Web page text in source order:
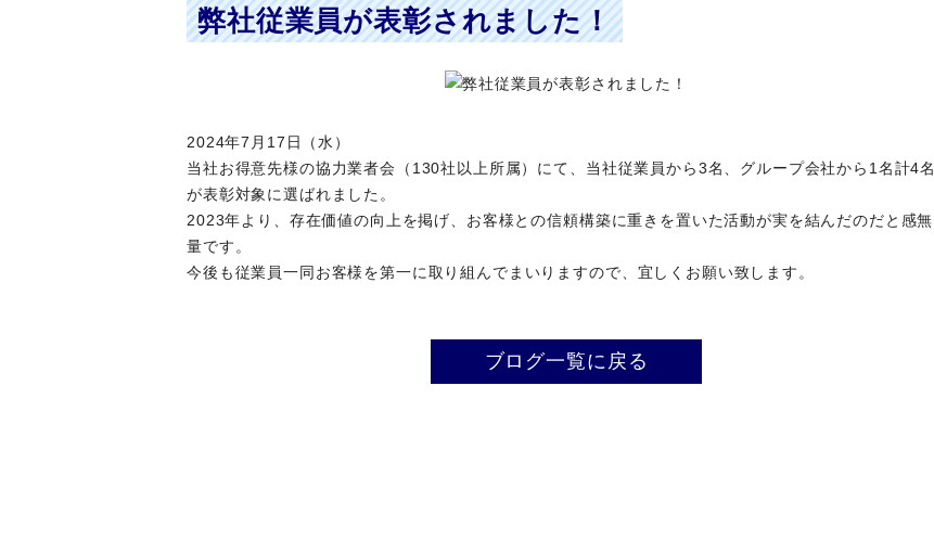
弊社従業員が表彰されました！
2024年7月17日（水）
当社お得意先様の協力業者会（130社以上所属）にて、当社従業員から3名、グループ会社から1名計4名
が表彰対象に選ばれました。
2023年より、存在価値の向上を掲げ、お客様との信頼構築に重きを置いた活動が実を結んだのだと感無
量です。
今後も従業員一同お客様を第一に取り組んでまいりますので、宜しくお願い致します。
ブログ一覧に戻る